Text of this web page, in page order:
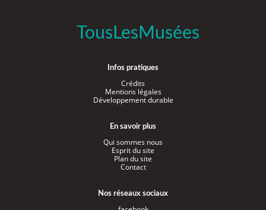
TousLesMusées
Infos pratiques
Crédits
Mentions légales
Développement durable
En savoir plus
Qui sommes nous
Esprit du site
Plan du site
Contact
Nos réseaux sociaux